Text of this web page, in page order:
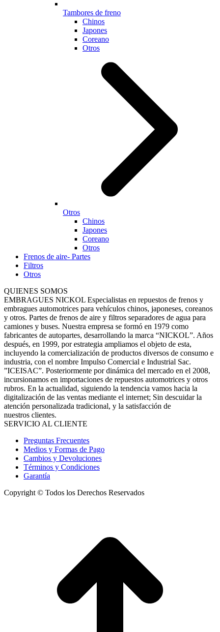
Tambores de freno
Chinos
Japones
Coreano
Otros
Otros
Chinos
Japones
Coreano
Otros
Frenos de aire- Partes
Filtros
Otros
QUIENES SOMOS
EMBRAGUES NICKOL Especialistas en repuestos de frenos y
embragues automotrices para vehículos chinos, japoneses, coreanos
y otros. Partes de frenos de aire y filtros separadores de agua para
camiones y buses. Nuestra empresa se formó en 1979 como
fabricantes de autopartes, desarrollando la marca “NICKOL”. Años
después, en 1999, por estrategia ampliamos el objeto de esta,
incluyendo la comercialización de productos diversos de consumo e
industria, con el nombre Impulso Comercial e Industrial Sac.
”ICEISAC”. Posteriormente por dinámica del mercado en el 2008,
incursionamos en importaciones de repuestos automotrices y otros
rubros. En la actualidad, siguiendo la tendencia vamos hacia la
digitalización de las ventas mediante el internet; Sin descuidar la
atención personalizada tradicional, y la satisfacción de
nuestros clientes.
SERVICIO AL CLIENTE
Preguntas Frecuentes
Medios y Formas de Pago
Cambios y Devoluciones
Términos y Condiciones
Garantía
Copyright © Todos los Derechos Reservados